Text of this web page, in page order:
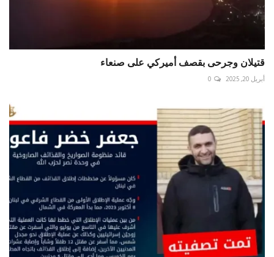
قتيلان وجرحى بقصف أميركي على صنعاء
أبريل 20, 2025 0